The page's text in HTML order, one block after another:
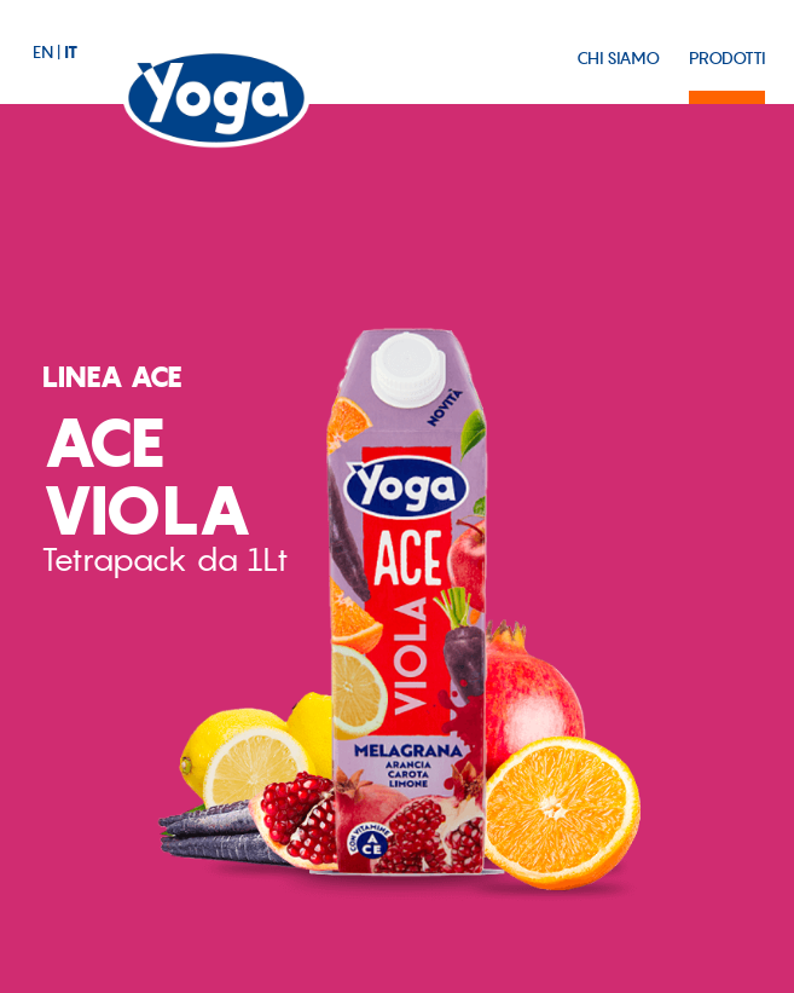
EN| IT CHI SIAMO PRODOTTI
LINEA ACE
ACE
VIOLA
Tetrapack da 1Lt